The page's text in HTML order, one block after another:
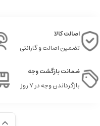
اصالت کالا
تضمین اصالت و گارانتی
ضمانت بازگشت وجه
بازگرداندن وجه در ۷ روز